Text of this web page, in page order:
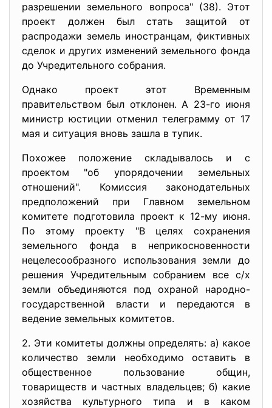
разрешении земельного вопроса" (38). Этот
проект должен был стать защитой от
распродажи земель иностранцам, фиктивных
сделок и других изменений земельного фонда
до Учредительного собрания.
Однако проект этот Временным
правительством был отклонен. А 23-го июня
министр юстиции отменил телеграмму от 17
мая и ситуация вновь зашла в тупик.
Похожее положение складывалось и с
проектом "об упорядочении земельных
отношений". Комиссия законодательных
предположений при Главном земельном
комитете подготовила проект к 12-му июня.
По этому проекту "В целях сохранения
земельного фонда в неприкосновенности
нецелесообразного использования земли до
решения Учредительным собранием все с/х
земли объединяются под охраной народно-
государственной власти и передаются в
ведение земельных комитетов.
2. Эти комитеты должны определять: а) какое
количество земли необходимо оставить в
общественное пользование общин,
товариществ и частных владельцев; б) какие
хозяйства культурного типа и в каком